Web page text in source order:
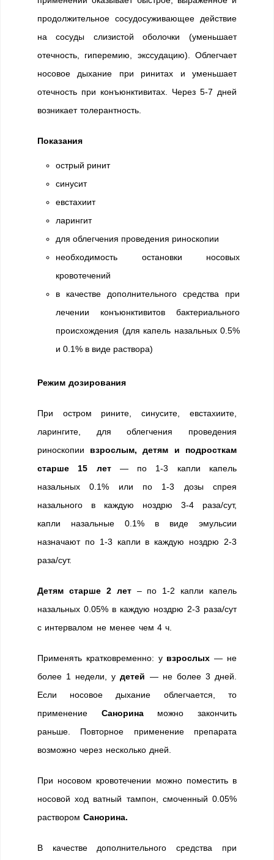
продолжительное сосудосуживающее действие
на сосуды слизистой оболочки (уменьшает
отечность, гиперемию, экссудацию). Облегчает
носовое дыхание при ринитах и уменьшает
отечность при конъюнктивитах. Через 5-7 дней
возникает толерантность.
Показания
острый ринит
синусит
евстахиит
ларингит
для облегчения проведения риноскопии
необходимость остановки носовых
кровотечений
в качестве дополнительного средства при
лечении конъюнктивитов бактериального
происхождения (для капель назальных 0.5%
и 0.1% в виде раствора)
Режим дозирования
При остром рините, синусите, евстахиите,
ларингите, для облегчения проведения
риноскопии взрослым, детям и подросткам
старше 15 лет — по 1-3 капли капель
назальных 0.1% или по 1-3 дозы спрея
назального в каждую ноздрю 3-4 раза/сут,
капли назальные 0.1% в виде эмульсии
назначают по 1-3 капли в каждую ноздрю 2-3
раза/сут.
Детям старше 2 лет – по 1-2 капли капель
назальных 0.05% в каждую ноздрю 2-3 раза/сут
с интервалом не менее чем 4 ч.
Применять кратковременно: у взрослых— не
более 1 недели, у детей — не более 3 дней.
Если носовое дыхание облегчается, то
применение Саноринаможно закончить
раньше. Повторное применение препарата
возможно через несколько дней.
При носовом кровотечении можно поместить в
носовой ход ватный тампон, смоченный 0.05%
растворомСанорина.
В качестве дополнительного средства при